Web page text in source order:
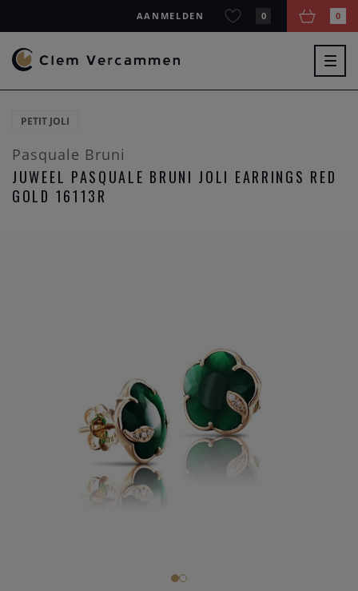
AANMELDEN 0 0
PETIT JOLI
Pasquale Bruni
JUWEEL PASQUALE BRUNI JOLI EARRINGS RED
GOLD 16113R